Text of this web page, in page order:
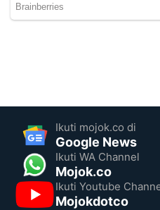
Ikuti mojok.co di
Google News
Ikuti WA Channel
Mojok.co
Ikuti Youtube
Mojokdotco